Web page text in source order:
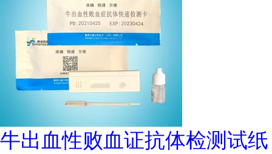
牛出血性败血证抗体检测试纸